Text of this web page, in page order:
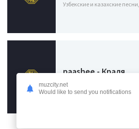
Узбекские и казахские
paashee - Краля
Узбекские и казахские песни,
muzcity.net
Would like to send you notifications